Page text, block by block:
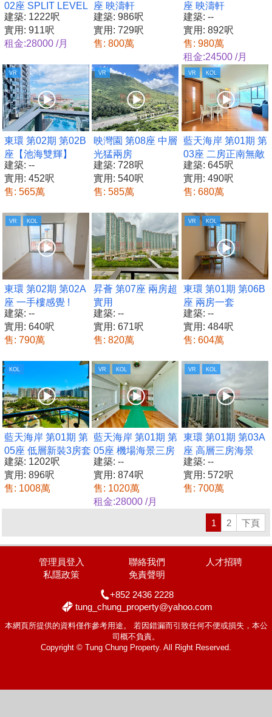
02座 SPLIT LEVEL
建築: 1222呎
實用: 911呎
租金:28000 /月
座 映濤軒
建築: 986呎
實用: 729呎
售: 800萬
座 映濤軒
建築: --
實用: 892呎
售: 980萬
租金:24500 /月
VR
東環 第02期 第02B
座【池海雙輝】
建築: --
實用: 452呎
售: 565萬
VR
映灣園 第08座 中層
光猛兩房
建築: 728呎
實用: 540呎
售: 585萬
VR KOL
藍天海岸 第01期 第
03座 二房正南無敵
山景
建築: 645呎
實用: 490呎
售: 680萬
VR KOL
東環 第02期 第02A
座 一手樓感覺 !
建築: --
實用: 640呎
售: 790萬
昇薈 第07座 兩房超
實用
建築: --
實用: 671呎
售: 820萬
VR KOL
東環 第01期 第06B
座 兩房一套
建築: --
實用: 484呎
售: 604萬
KOL
藍天海岸 第01期 第
05座 低層新裝3房套
建築: 1202呎
實用: 896呎
售: 1008萬
VR KOL
藍天海岸 第01期 第
05座 機場海景三房
套
建築: --
實用: 874呎
售: 1020萬
租金:28000 /月
VR KOL
東環 第01期 第03A
座 高層三房海景
建築: --
實用: 572呎
售: 700萬
1 2 下頁
管理員登入 聯絡我們
人才招聘
私隱政策
免責聲明
+852 2436 2228
tung_chung_property@yahoo.com
本網頁所提供的資料僅作參考用途。 若因錯漏而引致任何不便或損失，本公
司概不負責。
Copyright © Tung Chung Property. All Right Reserved.